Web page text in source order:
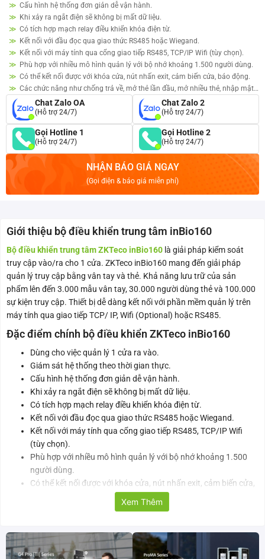
Cấu hình hệ thống đơn giản dễ vận hành.
Khi xảy ra ngắt điện sẽ không bị mất dữ liệu.
Có tích hợp mạch relay điều khiển khóa điện từ.
Kết nối với đầu đọc qua giao thức RS485 hoặc Wiegand.
Kết nối với máy tính qua cổng giao tiếp RS485, TCP/IP Wifi (tùy chọn).
Phù hợp với nhiều mô hình quản lý với bộ nhớ khoảng 1.500 người dùng.
Có thể kết nối được với khóa cửa, nút nhấn exit, cảm biến cửa, báo động.
Các chức năng như chống trả về, mở thẻ lần đầu, mở nhiều thẻ, nhập mật
khẩu Duress.Chat Zalo OA
(Hỗ trợ 24/7)
Chat Zalo 2
(Hỗ trợ 24/7)
Gọi Hotline 1
(Hỗ trợ 24/7)
Gọi Hotline 2
(Hỗ trợ 24/7)
NHẬN BÁO GIÁ NGAY
(Gọi điện & báo giá miễn phí)
Giới thiệu bộ điều khiển trung tâm inBio160
Bộ điều khiển trung tâm ZKTeco inBio160 là giải pháp kiểm soát
truy cập vào/ra cho 1 cửa. ZKTeco inBio160 mang đến giải pháp
quản lý truy cập bằng vân tay và thẻ. Khả năng lưu trữ của sản
phẩm lên đến 3.000 mẫu vân tay, 30.000 người dùng thẻ và 100.000
sự kiện truy cập. Thiết bị dễ dàng kết nối với phần mềm quản lý trên
máy tính qua giao tiếp TCP/ IP, Wifi (Optional) hoặc RS485.
Đặc điểm chính bộ điều khiển ZKTeco inBio160
Dùng cho việc quản lý 1 cửa ra vào.
Giám sát hệ thống theo thời gian thực.
Cấu hình hệ thống đơn giản dễ vận hành.
Khi xảy ra ngắt điện sẽ không bị mất dữ liệu.
Có tích hợp mạch relay điều khiển khóa điện từ.
Kết nối với đầu đọc qua giao thức RS485 hoặc Wiegand.
Kết nối với máy tính qua cổng giao tiếp RS485, TCP/IP Wifi
(tùy chọn).
Phù hợp với nhiều mô hình quản lý với bộ nhớ khoảng 1.500
người dùng.
Có thể kết nối được với khóa cửa, nút nhấn exit, cảm biến cửa,
Các chức năng như chống trả về, mở thẻ lần đầu, mở nhiều
Thông số kỹ thuật bộ điều khiển inBio160
Xem Thêm